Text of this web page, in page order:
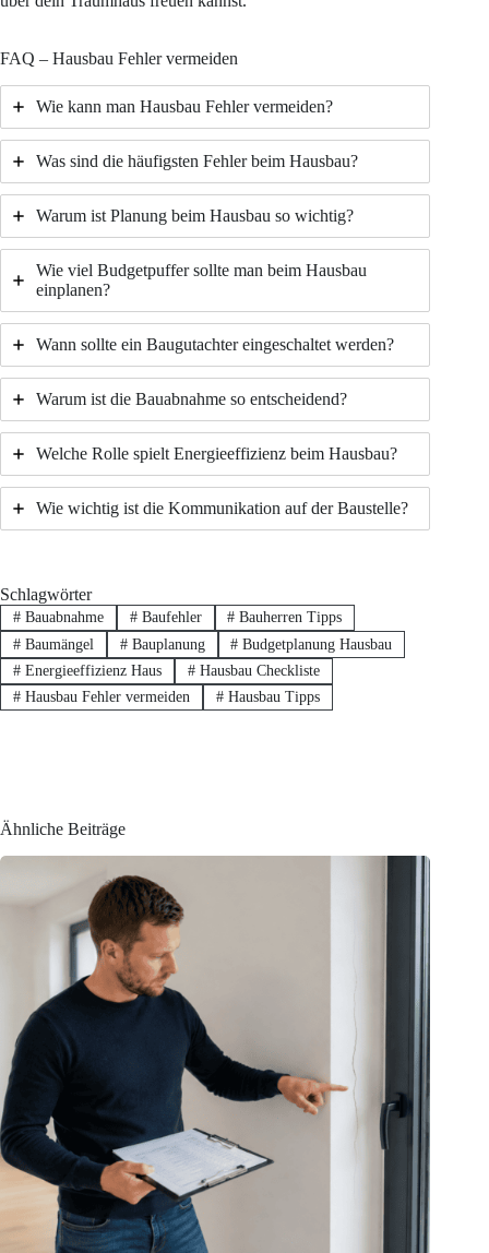
FAQ – Hausbau Fehler vermeiden
Wie kann man Hausbau Fehler vermeiden?
Was sind die häufigsten Fehler beim Hausbau?
Warum ist Planung beim Hausbau so wichtig?
Wie viel Budgetpuffer sollte man beim Hausbau
einplanen?
Wann sollte ein Baugutachter eingeschaltet werden?
Warum ist die Bauabnahme so entscheidend?
Welche Rolle spielt Energieeffizienz beim Hausbau?
Wie wichtig ist die Kommunikation auf der Baustelle?
Schlagwörter
#Bauabnahme #Baufehler # Bauherren Tipps
#Baumängel #Bauplanung # Budgetplanung Hausbau
#Energieeffizienz Haus #Hausbau Checkliste
#Hausbau Fehler vermeiden #Hausbau Tipps
Ähnliche Beiträge